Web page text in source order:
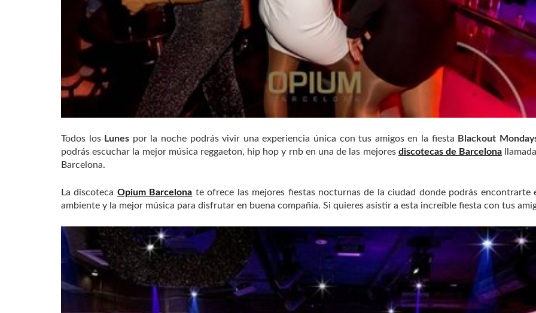
Todos los Lunes por la noche podrás vivir una experiencia única con tus amigos en la fiesta Blackout
podrás escuchar la mejor música reggaeton, hip hop y rnb en una de las mejores discotecas de Barcelona
Barcelona.
La discoteca Opium Barcelona te ofrece las mejores fiestas nocturnas de la ciudad donde podrás encontrarte
ambiente y la mejor música para disfrutar en buena compañía. Si quieres asistir a esta increíble fiesta con tus